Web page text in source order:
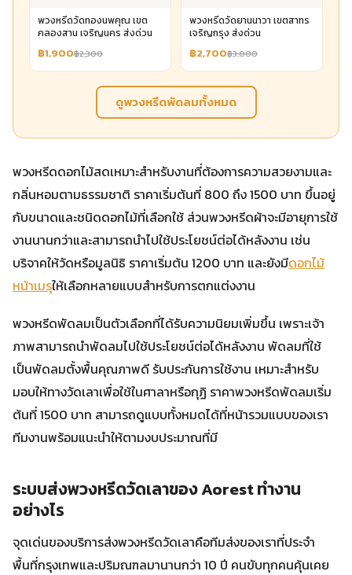
พวงหรีดวัดทองนพคุณ เขต
คลองสาน เจริญนคร ส่งด่วน
฿1,900฿2,300
พวงหรีดวัดยานนาวา เขตสาทร
เจริญกรุง ส่งด่วน
฿2,700฿3,000
ดูพวงหรีดพัดลมทั้งหมด
พวงหรีดดอกไม้สดเหมาะสำหรับงานที่ต้องการความสวยงามและ
กลิ่นหอมตามธรรมชาติ ราคาเริ่มต้นที่ 800 ถึง 1500 บาท ขึ้นอยู่
กับขนาดและชนิดดอกไม้ที่เลือกใช้ ส่วนพวงหรีดผ้าจะมีอายุการใช้
งานนานกว่าและสามารถนำไปใช้ประโยชน์ต่อได้หลังงาน เช่น
บริจาคให้วัดหรือมูลนิธิ ราคาเริ่มต้น 1200 บาท และยังมีดอกไม้
หน้าเมรุให้เลือกหลายแบบสำหรับการตกแต่งงาน
พวงหรีดพัดลมเป็นตัวเลือกที่ได้รับความนิยมเพิ่มขึ้น เพราะเจ้า
ภาพสามารถนำพัดลมไปใช้ประโยชน์ต่อได้หลังงาน พัดลมที่ใช้
เป็นพัดลมตั้งพื้นคุณภาพดี รับประกันการใช้งาน เหมาะสำหรับ
มอบให้ทางวัดเลาเพื่อใช้ในศาลาหรือกุฏิ ราคาพวงหรีดพัดลมเริ่ม
ต้นที่ 1500 บาท สามารถดูแบบทั้งหมดได้ที่หน้ารวมแบบของเรา
ทีมงานพร้อมแนะนำให้ตามงบประมาณที่มี
ระบบส่งพวงหรีดวัดเลาของ Aorest ทำงาน
อย่างไร
จุดเด่นของบริการส่งพวงหรีดวัดเลาคือทีมส่งของเราที่ประจำ
พื้นที่กรุงเทพและปริมณฑลมานานกว่า 10 ปี คนขับทุกคนคุ้นเคย